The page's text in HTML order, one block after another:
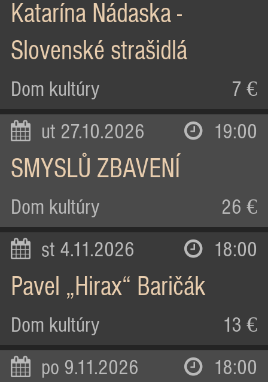
Katarína Nádaska -
Slovenské strašidlá
Dom kultúry 7 €
ut 27.10.2026 19:00
SMYSLŮ ZBAVENÍ
Dom kultúry 26 €
st 4.11.2026 18:00
Pavel „Hirax“ Baričák
Dom kultúry 13 €
po 9.11.2026 18:00